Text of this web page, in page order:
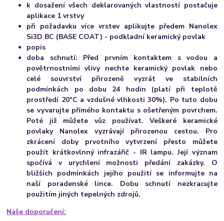
k dosažení všech deklarovaných vlastností postačuje
aplikace 1 vrstvy
při požadavku více vrstev aplikujte předem Nanolex
Si3D BC (BASE COAT) - podkladní keramický povlak
popis
doba schnutí: Před prvním kontaktem s vodou a
povětrnostními vlivy nechte keramický povlak nebo
celé souvrství přirozeně vyzrát ve stabilních
podmínkách po dobu 24 hodin (platí při teplotě
prostředí 20°C a vzdušné vlhkosti 30%). Po tuto dobu
se vyvarujte přímého kontaktu s ošetřeným povrchem.
Poté již můžete vůz používat. Veškeré keramické
povlaky Nanolex vyzrávají přirozenou cestou. Pro
zkrácení doby prvotního vytvrzení přesto můžete
použít krátkovlnný infrazářič - IR lampu. Její význam
spočívá v urychlení možnosti předání zakázky. O
bližších podmínkách jejího použití se informujte na
naší poradenské lince. Dobu schnutí nezkracujte
použitím jiných tepelných zdrojů.
Naše doporučení: